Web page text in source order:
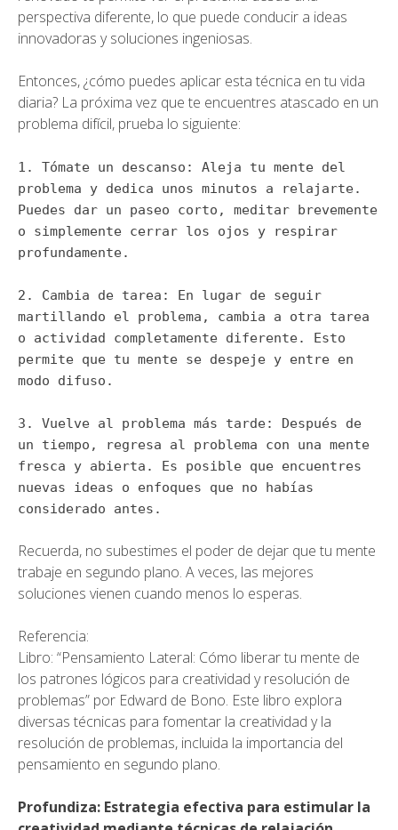
perspectiva diferente, lo que puede conducir a ideas
innovadoras y soluciones ingeniosas.
Entonces, ¿cómo puedes aplicar esta técnica en tu vida
diaria? La próxima vez que te encuentres atascado en un
problema difícil, prueba lo siguiente:
1. Tómate un descanso: Aleja tu mente del
problema y dedica unos minutos a relajarte.
Puedes dar un paseo corto, meditar brevemente
o simplemente cerrar los ojos y respirar
profundamente.
2. Cambia de tarea: En lugar de seguir
martillando el problema, cambia a otra tarea
o actividad completamente diferente. Esto
permite que tu mente se despeje y entre en
modo difuso.
3. Vuelve al problema más tarde: Después de
un tiempo, regresa al problema con una mente
fresca y abierta. Es posible que encuentres
nuevas ideas o enfoques que no habías
considerado antes.
Recuerda, no subestimes el poder de dejar que tu mente
trabaje en segundo plano. A veces, las mejores
soluciones vienen cuando menos lo esperas.
Referencia:
Libro: “Pensamiento Lateral: Cómo liberar tu mente de
los patrones lógicos para creatividad y resolución de
problemas” por Edward de Bono. Este libro explora
diversas técnicas para fomentar la creatividad y la
resolución de problemas, incluida la importancia del
pensamiento en segundo plano.
Profundiza: Estrategia efectiva para estimular la